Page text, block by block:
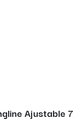
Ajustable 7